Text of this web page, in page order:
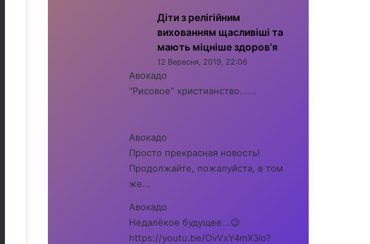
Діти з релігійним
вихованням щасливіші та
мають міцніше здоров’я
12 Вересня, 2019, 22:06
Авокадо
"Рисовое" христианство......
Авокадо
Просто прекрасная новость!
Продолжайте, пожалуйста, в том
же...
Авокадо
Недалёкое будущее...😉
https://youtu.be/OvVxY4mX3io?